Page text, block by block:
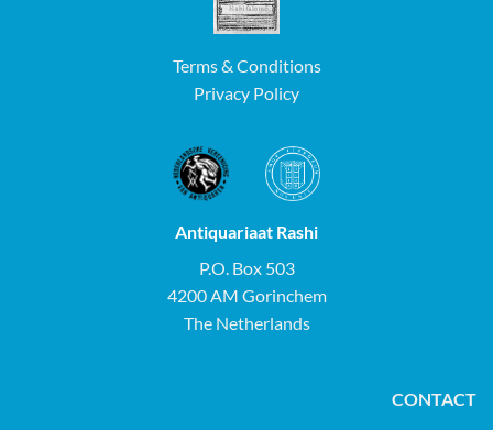
Terms & Conditions
Privacy Policy
Antiquariaat Rashi
P.O. Box 503
4200 AM Gorinchem
The Netherlands
CONTACT